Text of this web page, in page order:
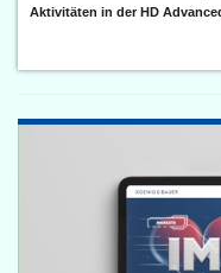
Aktivitäten in der HD